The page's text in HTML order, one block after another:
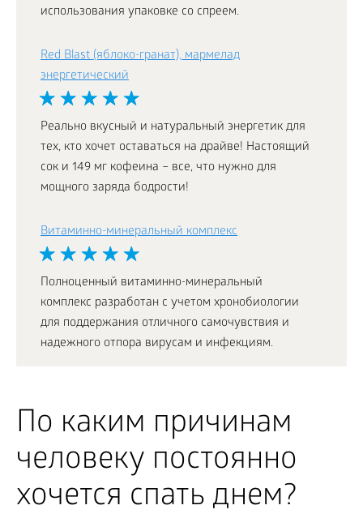
использования упаковке со спреем.
Red Blast (яблоко-гранат), мармелад
энергетический
Реально вкусный и натуральный энергетик для
тех, кто хочет оставаться на драйве! Настоящий
сок и 149 мг кофеина – все, что нужно для
мощного заряда бодрости!
Витаминно-минеральный комплекс
Полноценный витаминно-минеральный
комплекс разработан с учетом хронобиологии
для поддержания отличного самочувствия и
надежного отпора вирусам и инфекциям.
По каким причинам
человеку постоянно
хочется спать днем?